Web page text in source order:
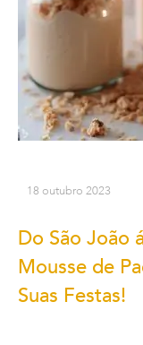
18 outubro 2023
Do São João
Mousse de
Suas Festas!